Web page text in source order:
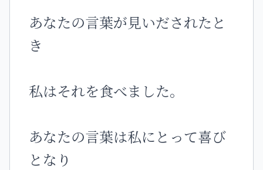
あなたの言葉が見いだされたと
き
私はそれを食べました。
あなたの言葉は私にとって喜び
となり